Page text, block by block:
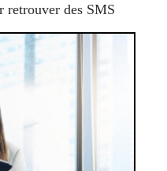
retrouver des SMS